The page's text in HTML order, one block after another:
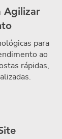
Agilizar
para
ao
rápidas,